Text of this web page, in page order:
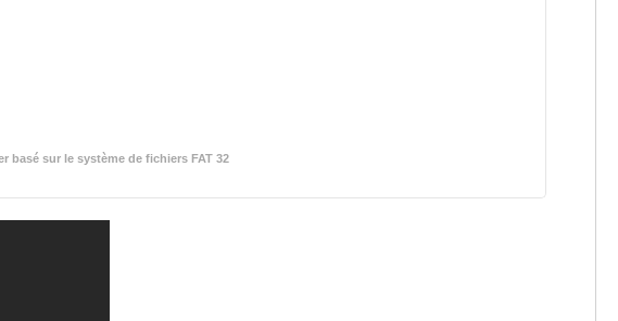
sur le système de fichiers FAT 32